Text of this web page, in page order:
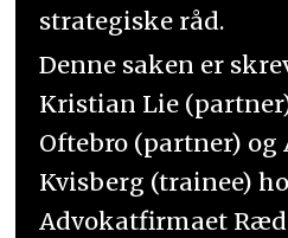
strategiske råd.
Denne saken er
Kristian Lie
Oftebro (partner) og
Kvisberg (trainee)
Advokatfirmaet